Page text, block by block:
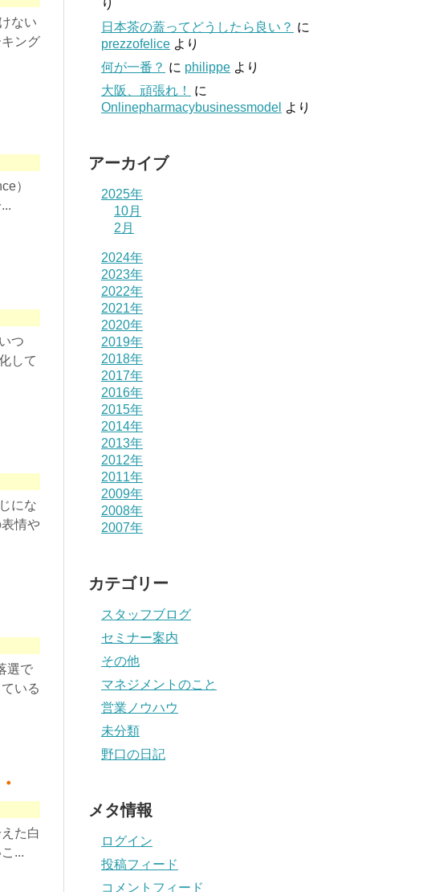
ない
ング
）
つ
して
にな
情や
選で
いる
た白
...
り
日本茶の蓋ってどうしたら良い？ に
prezzofelice より
何が一番？ に philippe より
大阪、頑張れ！
に
Onlinepharmacybusinessmodel より
アーカイブ
2025年
10月
2月
2024年
2023年
2022年
2021年
2020年
2019年
2018年
2017年
2016年
2015年
2014年
2013年
2012年
2011年
2009年
2008年
2007年
カテゴリー
スタッフブログ
セミナー案内
その他
マネジメントのこと
営業ノウハウ
未分類
野口の日記
メタ情報
ログイン
投稿フィード
コメントフィード